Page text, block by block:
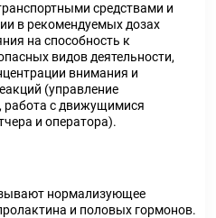
средствами и
в рекомендуемых дозах
на способность к
видов деятельности,
внимания и
(управление
работа с движущимися
и оператора).
нормализующее
и половых гормонов.